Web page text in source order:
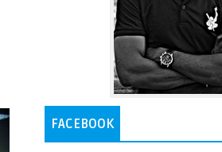
FACEBOOK